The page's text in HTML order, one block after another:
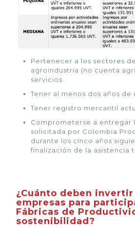
Pertenecer a los sectores
agroindustria (no cuenta
servicios.
Tener al menos dos años de
Tener registro mercantil
Comprometerse a entregar
solicitada por Colombia
durante los cinco años
finalización de la asistencia
¿Cuánto deben invertir
empresas para
Fábricas de
sostenibilidad?